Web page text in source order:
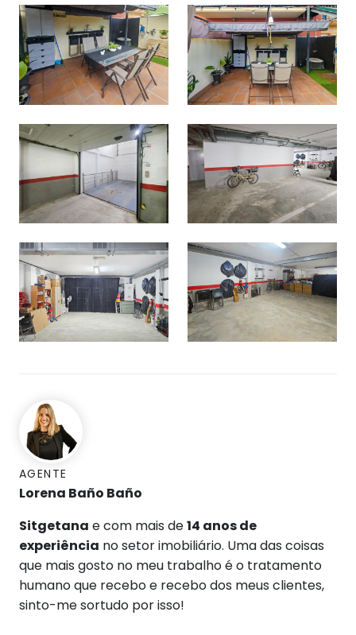
AGENTE
Lorena Baño Baño
Sitgetana e com mais de14 anos de
experiência no setor imobiliário. Uma das coisas
que mais gosto no meu trabalho é o tratamento
humano que recebo e recebo dos meus clientes,
sinto-me sortudo por isso!